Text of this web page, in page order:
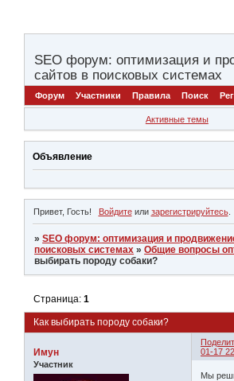
SEO форум: оптимизация и
сайтов в поисковых системах
Форум Участники Правила Поиск
Активные темы
Объявление
Привет, Гость! Войдитеили зарегистрируйтесь.
»SEO форум: оптимизация и
поисковых системах »Общие вопросы
выбирать породу собаки?
Как выбирать породу собаки?
Страница:1
01-17
Имун
Участник
Мы